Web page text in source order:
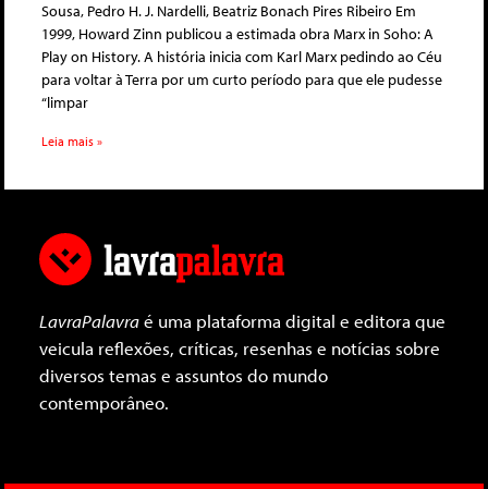
Sousa, Pedro H. J. Nardelli, Beatriz Bonach Pires Ribeiro Em
1999, Howard Zinn publicou a estimada obra Marx in Soho: A
Play on History. A história inicia com Karl Marx pedindo ao Céu
para voltar à Terra por um curto período para que ele pudesse
“limpar
Leia mais »
LavraPalavraé uma plataforma digital e editora que
veicula reflexões, críticas, resenhas e notícias sobre
diversos temas e assuntos do mundo
contemporâneo.